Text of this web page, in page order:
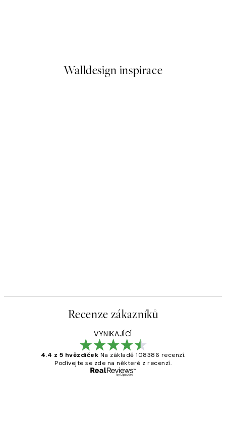
Walldesign inspirace
Recenze zákazníků
VYNIKAJÍCÍ
4.4 z 5 hvězdiček Na základě 108386 recenzí.
Podívejte se zde na některé z recenzí.